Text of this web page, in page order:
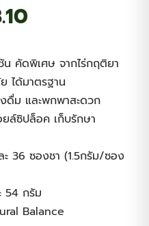
range:
฿75.60
through
฿143.10
คัดพิเศษ จากไร่กฤติยา
ได้มาตรฐาน
ดื่ม และพกพาสะดวก
ล์ซิปล็อค เก็บรักษา
36 ซองชา (1.5กรัม/ซอง
54 กรัม
Balance